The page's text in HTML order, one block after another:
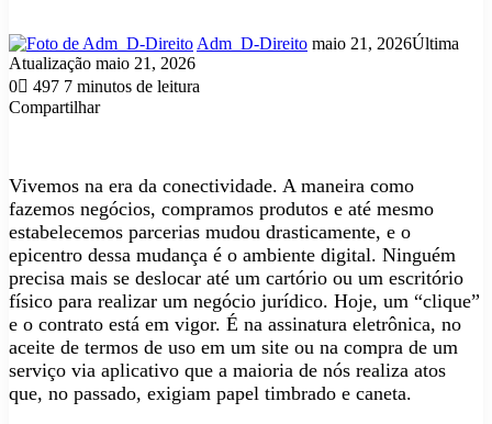
Adm_D-Direito Mande
maio 21, 2026Última
Atualização maio 21, 2026
0
497 7 minutos de leitura
Compartilhar
mail
Vivemos na era da conectividade. A maneira como
fazemos negócios, compramos produtos e até mesmo
estabelecemos parcerias mudou drasticamente, e o
epicentro dessa mudança é o ambiente digital. Ninguém
precisa mais se deslocar até um cartório ou um escritório
físico para realizar um negócio jurídico. Hoje, um “clique”
e o contrato está em vigor. É na assinatura eletrônica, no
aceite de termos de uso em um site ou na compra de um
serviço via aplicativo que a maioria de nós realiza atos
que, no passado, exigiam papel timbrado e caneta.